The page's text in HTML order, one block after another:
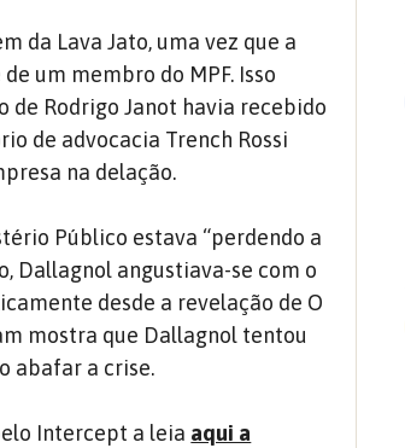
da Lava Jato, uma vez que a
um membro do MPF. Isso
Rodrigo Janot havia recebido
de advocacia Trench Rossi
na delação.
Público estava “perdendo a
Dallagnol angustiava-se com o
desde a revelação de O
mostra que Dallagnol tentou
abafar a crise.
Intercept a leia aqui a